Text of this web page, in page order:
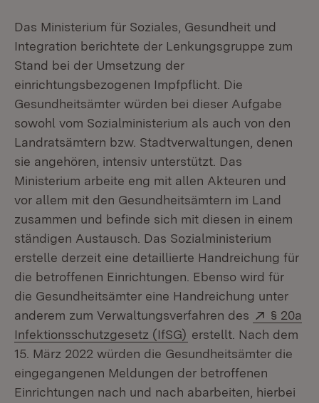
Das Ministerium für Soziales, Gesundheit und
Integration berichtete der Lenkungsgruppe zum
Stand bei der Umsetzung der
einrichtungsbezogenen Impfpflicht. Die
Gesundheitsämter würden bei dieser Aufgabe
sowohl vom Sozialministerium als auch von den
Landratsämtern bzw. Stadtverwaltungen, denen
sie angehören, intensiv unterstützt. Das
Ministerium arbeite eng mit allen Akteuren und
vor allem mit den Gesundheitsämtern im Land
zusammen und befinde sich mit diesen in einem
ständigen Austausch. Das Sozialministerium
erstelle derzeit eine detaillierte Handreichung für
die betroffenen Einrichtungen. Ebenso wird für
die Gesundheitsämter eine Handreichung unter
anderem zum Verwaltungsverfahren des
Extern:
§ 20a
Infektionsschutzgesetz (IfSG) (Öffnet in neuem
erstellt. Nach dem
15. März 2022 würden die Gesundheitsämter die
eingegangenen Meldungen der betroffenen
Einrichtungen nach und nach abarbeiten, hierbei